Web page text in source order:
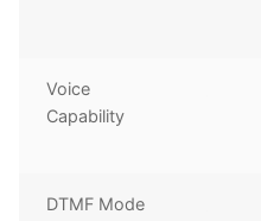
Voice
Capability
DTMF Mode